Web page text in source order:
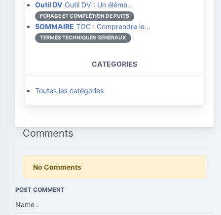
Outil DV Outil DV : Un éléme…
FORAGE ET COMPLÉTION DE PUITS
SOMMAIRE TOC : Comprendre le…
TERMES TECHNIQUES GÉNÉRAUX
CATEGORIES
Toutes les catégories
Comments
No Comments
POST COMMENT
Name :